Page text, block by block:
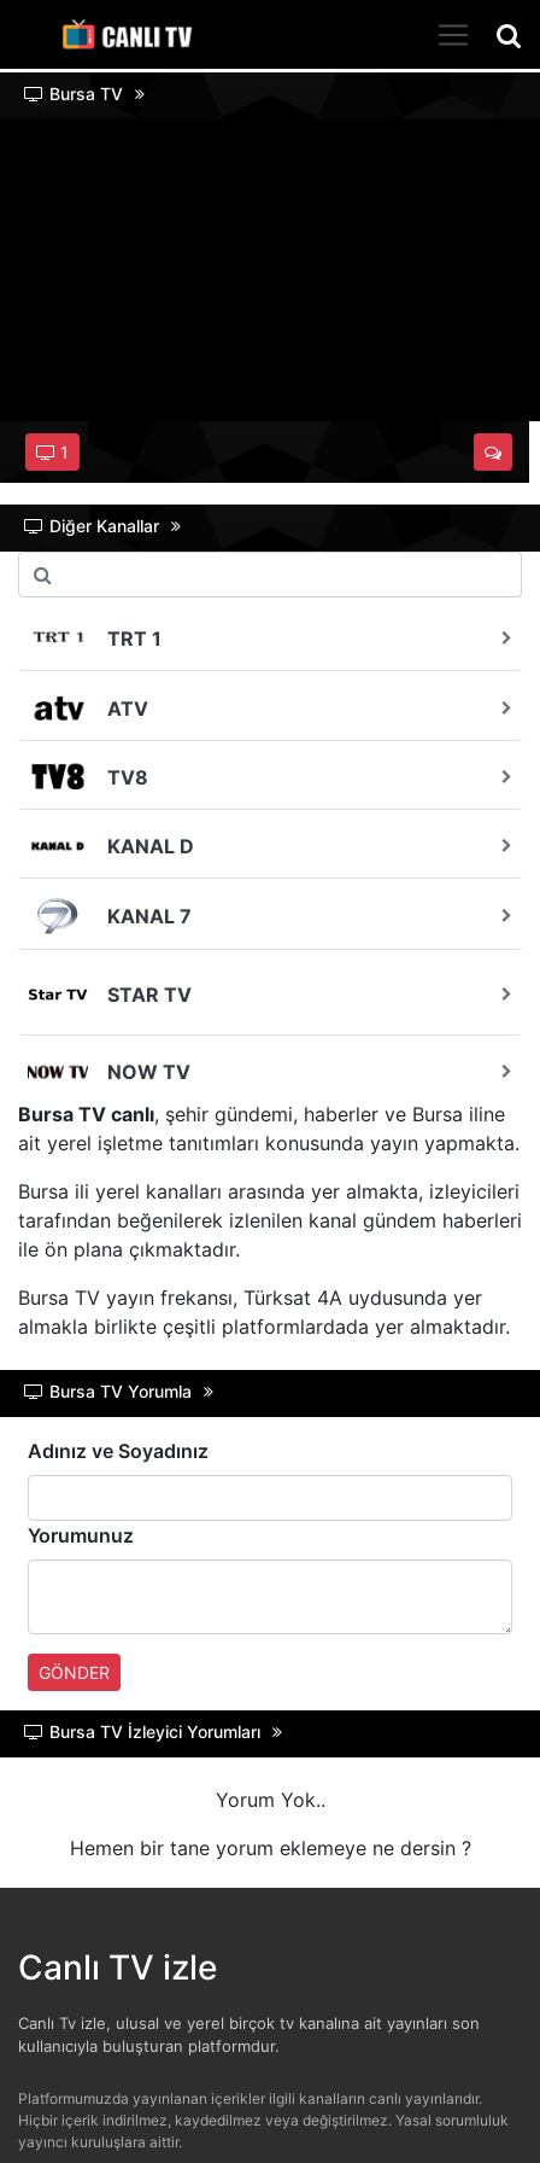
Bursa TV
1
Diğer Kanallar
TRT 1
ATV
TV8
KANAL D
KANAL 7
STAR TV
NOW TV
BEYAZ TV
SHOW TV
A2 TV
TEVE2
TV8,5
SöZCü TV
NTV
HABERTüRK
A HABER
TELE1
TRT SPOR
Bursa TV canlı, şehir gündemi, haberler ve Bursa iline
ait yerel işletme tanıtımları konusunda yayın yapmakta.
Bursa ili yerel kanalları arasında yer almakta, izleyicileri
tarafından beğenilerek izlenilen kanal gündem haberleri
ile ön plana çıkmaktadır.
Bursa TV yayın frekansı, Türksat 4A uydusunda yer
almakla birlikte çeşitli platformlardada yer almaktadır.
Bursa TV Yorumla
Adınız ve Soyadınız
Yorumunuz
GÖNDER
Bursa TV İzleyici Yorumları
Yorum Yok..
Hemen bir tane yorum eklemeye ne dersin ?
Canlı TV izle
Canlı Tv izle, ulusal ve yerel birçok tv kanalına ait yayınları son
kullanıcıyla buluşturan platformdur.
Platformumuzda yayınlanan içerikler ilgili kanalların canlı yayınlarıdır.
Hiçbir içerik indirilmez, kaydedilmez veya değiştirilmez. Yasal sorumluluk
yayıncı kuruluşlara aittir.